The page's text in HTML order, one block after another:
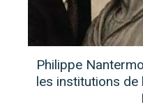
Philippe
les institutions de